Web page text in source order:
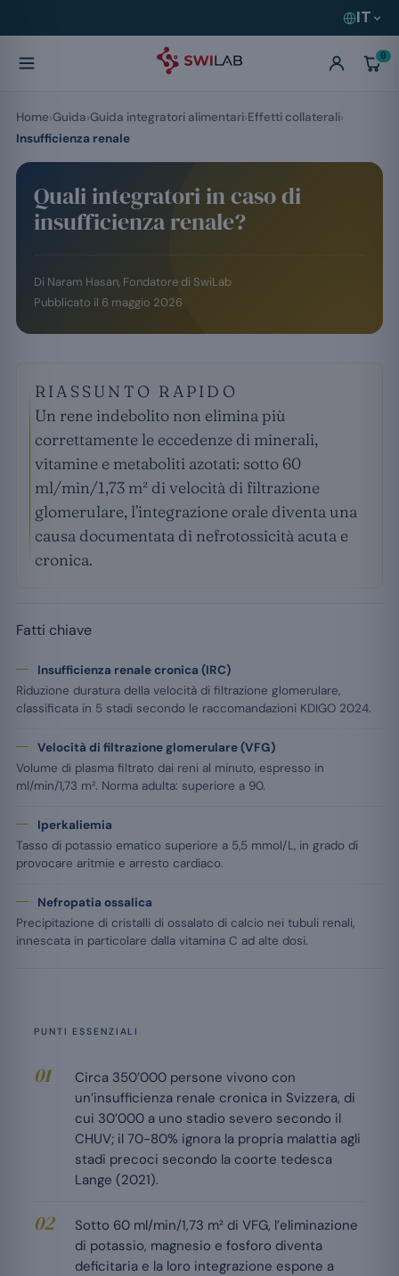
IT
0
Quali integratori in caso di
insufficienza renale?
Di Naram Hasan, Fondatore di SwiLab
Pubblicato il 6 maggio 2026
RIASSUNTO RAPIDO
Un rene indebolito non elimina più
correttamente le eccedenze di minerali,
vitamine e metaboliti azotati: sotto 60
ml/min/1,73 m² di velocità di filtrazione
glomerulare, l’integrazione orale diventa una
causa documentata di nefrotossicità acuta e
cronica.
Fatti chiave
Insufficienza renale cronica (IRC)
Riduzione duratura della velocità di filtrazione glomerulare,
classificata in 5 stadi secondo le raccomandazioni KDIGO 2024.
Velocità di filtrazione glomerulare (VFG)
Volume di plasma filtrato dai reni al minuto, espresso in
ml/min/1,73 m². Norma adulta: superiore a 90.
Iperkaliemia
Tasso di potassio ematico superiore a 5,5 mmol/L, in grado di
provocare aritmie e arresto cardiaco.
Nefropatia ossalica
Precipitazione di cristalli di ossalato di calcio nei tubuli renali,
innescata in particolare dalla vitamina C ad alte dosi.
PUNTI ESSENZIALI
Circa 350’000 persone vivono con
un’insufficienza renale cronica in Svizzera, di
cui 30’000 a uno stadio severo secondo il
CHUV; il 70-80% ignora la propria malattia agli
stadi precoci secondo la coorte tedesca
Lange (2021).
Sotto 60 ml/min/1,73 m² di VFG, l’eliminazione
di potassio, magnesio e fosforo diventa
deficitaria e la loro integrazione espone a
Home Guida Guida integratori alimentari Effetti collaterali
Insufficienza renale